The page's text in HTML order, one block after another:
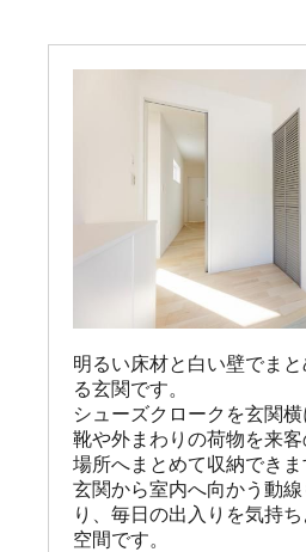
明るい床材と白い壁でま
る玄関です。
シューズクロークを玄関横
靴や外まわりの荷物を来
場所へまとめて収納できま
玄関から室内へ向かう動
り、毎日の出入りを気持
空間です。